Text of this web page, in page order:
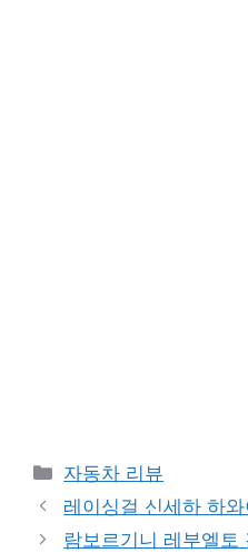
Categories
자동차 리뷰
레이싱걸 신세하 하
람보르기니 레부엘토